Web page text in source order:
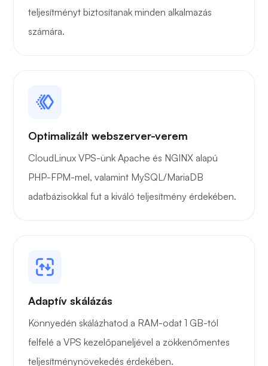
teljesítményt biztosítanak minden alkalmazás
számára.
Optimalizált webszerver-verem
CloudLinux VPS-ünk Apache és NGINX alapú
PHP-FPM-mel, valamint MySQL/MariaDB
adatbázisokkal fut a kiváló teljesítmény érdekében.
Adaptív skálázás
Könnyedén skálázhatod a RAM-odat 1 GB-tól
felfelé a VPS kezelőpaneljével a zökkenőmentes
teljesítménynövekedés érdekében.